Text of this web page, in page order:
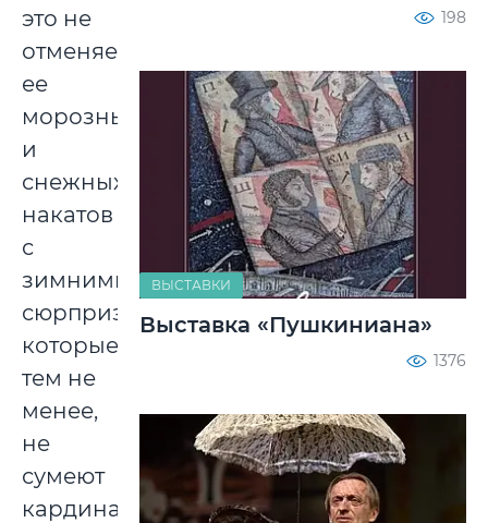
это не
отменяет
ее
морозных
и
снежных
накатов
с
зимними
сюрпризами,
которые,
тем не
менее,
не
сумеют
кардинально
198
ВЫСТАВКИ
Выставка «Пушкиниана»
1376